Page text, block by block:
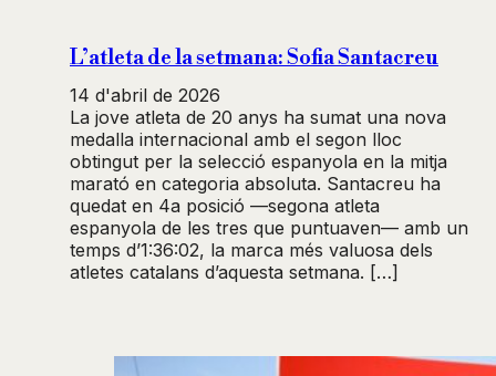
L’atleta de la setmana: Sofia Santacreu
14 d'abril de 2026
La jove atleta de 20 anys ha sumat una nova
medalla internacional amb el segon lloc
obtingut per la selecció espanyola en la mitja
marató en categoria absoluta. Santacreu ha
quedat en 4a posició —segona atleta
espanyola de les tres que puntuaven— amb un
temps d’1:36:02, la marca més valuosa dels
atletes catalans d’aquesta setmana. […]